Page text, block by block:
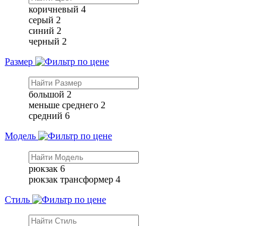
коричневый 4
серый 2
синий 2
черный 2
Размер
большой 2
меньше среднего 2
средний 6
Модель
рюкзак 6
рюкзак трансформер 4
Стиль